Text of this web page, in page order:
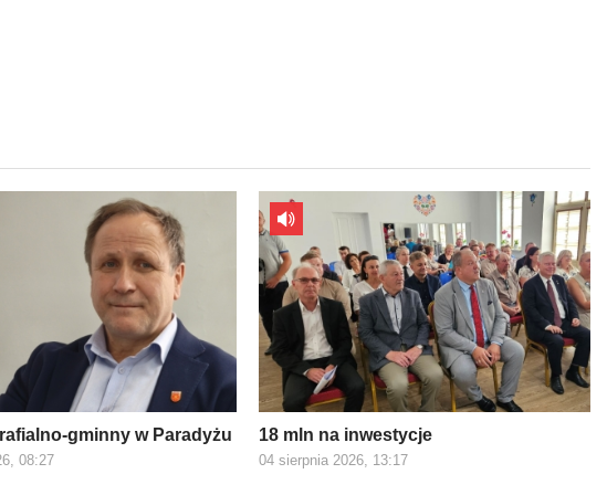
gminny w Paradyżu
08:27
18 mln na inwestycje
04 sierpnia 2026, 13:17